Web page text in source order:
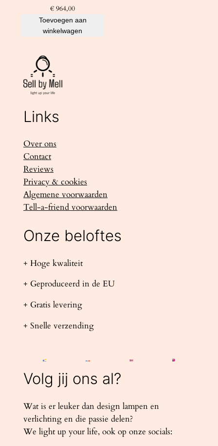
€ 964,00
Toevoegen aan
winkelwagen
Links
Over ons
Contact
Reviews
Privacy & cookies
Algemene voorwaarden
Tell-a-friend voorwaarden
Onze beloftes
+ Hoge kwaliteit
+ Geproduceerd in de EU
+ Gratis levering
+ Snelle verzending
Volg jij ons al?
Wat is er leuker dan design lampen en
verlichting en die passie delen?
We light up your life, ook op onze socials: